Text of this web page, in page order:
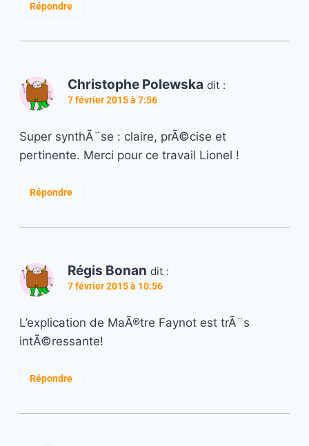
Répondre
Christophe Polewska dit :
7 février 2015 à 7:56
Super synthÃ¨se : claire, prÃ©cise et
pertinente. Merci pour ce travail Lionel !
Répondre
Régis Bonan dit :
7 février 2015 à 10:56
L’explication de MaÃ®tre Faynot est trÃ¨s
intÃ©ressante!
Répondre